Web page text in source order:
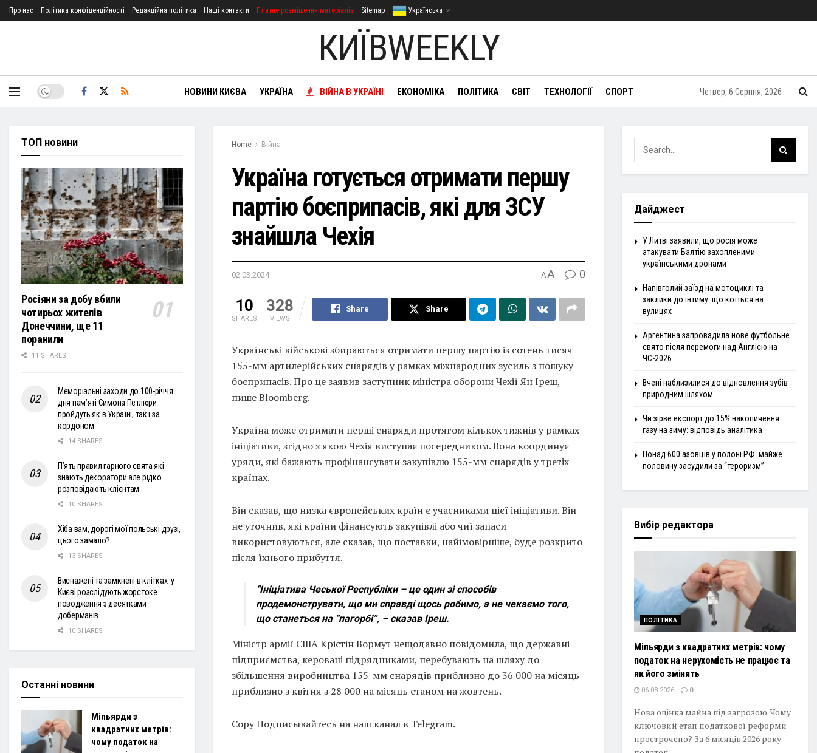
Про нас Політика конфіденційності Редакційна політика Наші контакти Платне розміщення матеріалів Sitemap Українська
КИЇВWEEKLY
НОВИНИ КИЄВА УКРАЇНА ВІЙНА В УКРАЇНІ ЕКОНОМІКА ПОЛІТИКА СВІТ ТЕХНОЛОГІЇ СПОРТ Четвер, 6 Серпня, 2026
Home Війна
Україна готується отримати першу
партію боєприпасів, які для ЗСУ
знайшла Чехія
02.03.2024 AA 0
10
SHARES
328
VIEWS
Share Share
Українські військові збираються отримати першу партію із сотень тисяч
155-мм артилерійських снарядів у рамках міжнародних зусиль з пошуку
боєприпасів. Про це заявив заступник міністра оборони Чехії Ян Іреш,
пише Bloomberg.
Україна може отримати перші снаряди протягом кількох тижнів у рамках
ініціативи, згідно з якою Чехія виступає посередником. Вона координує
уряди, які бажають профінансувати закупівлю 155-мм снарядів у третіх
країнах.
Він сказав, що низка європейських країн є учасниками цієї ініціативи. Він
не уточнив, які країни фінансують закупівлі або чиї запаси
використовуються, але сказав, що поставки, найімовірніше, буде розкрито
після їхнього прибуття.
“Ініціатива Чеської Республіки – це один зі способів
продемонструвати, що ми справді щось робимо, а не чекаємо того,
що станеться на “пагорбі”, – сказав Іреш.
Міністр армії США Крістін Вормут нещодавно повідомила, що державні
підприємства, керовані підрядниками, перебувають на шляху до
збільшення виробництва 155-мм снарядів приблизно до 36 000 на місяць
приблизно з квітня з 28 000 на місяць станом на жовтень.
Copy Подписывайтесь на наш канал в Telegram.
ТОП новини
Росіяни за добу вбили
чотирьох жителів
Донеччини, ще 11
поранили
11 SHARES
Меморіальні заходи до 100-річчя
дня пам’яті Симона Петлюри
пройдуть як в Україні, так і за
кордоном
14 SHARES
П’ять правил гарного свята які
знають декоратори але рідко
розповідають клієнтам
10 SHARES
Хіба вам, дорогі мої польські друзі,
цього замало?
13 SHARES
Виснажені та замкнені в клітках: у
Києві розслідують жорстоке
поводження з десятками
доберманів
10 SHARES
Останні новини
Мільярди з
квадратних метрів:
чому податок на
Дайджест
У Литві заявили, що росія може
атакувати Балтію захопленими
українськими дронами
Напівголий заїзд на мотоциклі та
заклики до інтиму: що коїться на
вулицях
Аргентина запровадила нове футбольне
свято після перемоги над Англією на
ЧС-2026
Вчені наблизилися до відновлення зубів
природним шляхом
Чи зірве експорт до 15% накопичення
газу на зиму: відповідь аналітика
Понад 600 азовців у полоні РФ: майже
половину засудили за “тероризм”
Вибір редактора
ПОЛІТИКА
Мільярди з квадратних метрів: чому
податок на нерухомість не працює та
як його змінять
06.08.2026 0
Нова оцінка майна під загрозою. Чому
ключовий етап податкової реформи
прострочено? За 6 місяців 2026 року